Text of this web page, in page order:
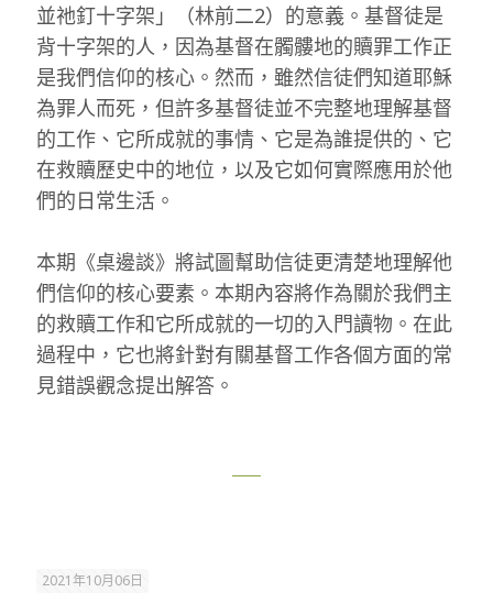
並祂釘十字架」（林前二2）的意義。基督徒是
背十字架的人，因為基督在髑髏地的贖罪工作正
是我們信仰的核心。然而，雖然信徒們知道耶穌
為罪人而死，但許多基督徒並不完整地理解基督
的工作、它所成就的事情、它是為誰提供的、它
在救贖歷史中的地位，以及它如何實際應用於他
們的日常生活。
本期《桌邊談》將試圖幫助信徒更清楚地理解他
們信仰的核心要素。本期內容將作為關於我們主
的救贖工作和它所成就的一切的入門讀物。在此
過程中，它也將針對有關基督工作各個方面的常
見錯誤觀念提出解答。
2021年10月06日